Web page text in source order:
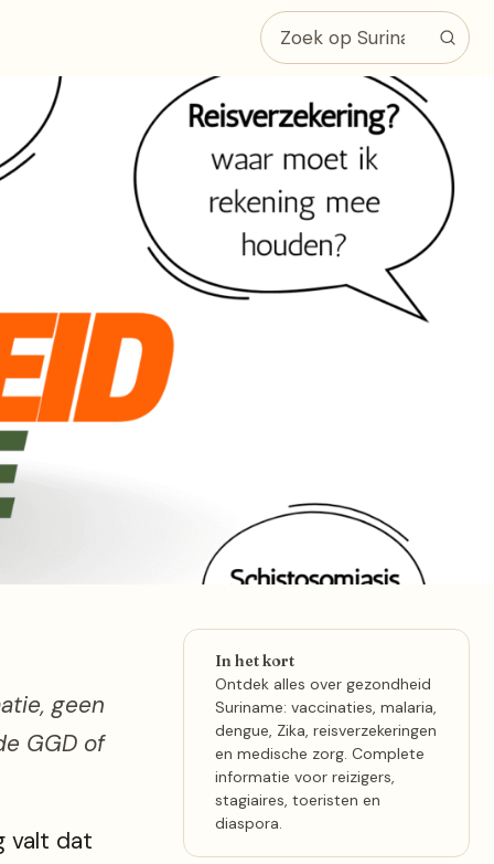
Zoeken
geen
GGD of
valt dat
In het kort
Ontdek alles over gezondheid
Suriname: vaccinaties, malaria,
dengue, Zika, reisverzekeringen
en medische zorg. Complete
informatie voor reizigers,
stagiaires, toeristen en
diaspora.